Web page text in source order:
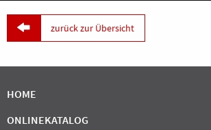
 zurück zur Übersicht
HOME
ONLINEKATALOG